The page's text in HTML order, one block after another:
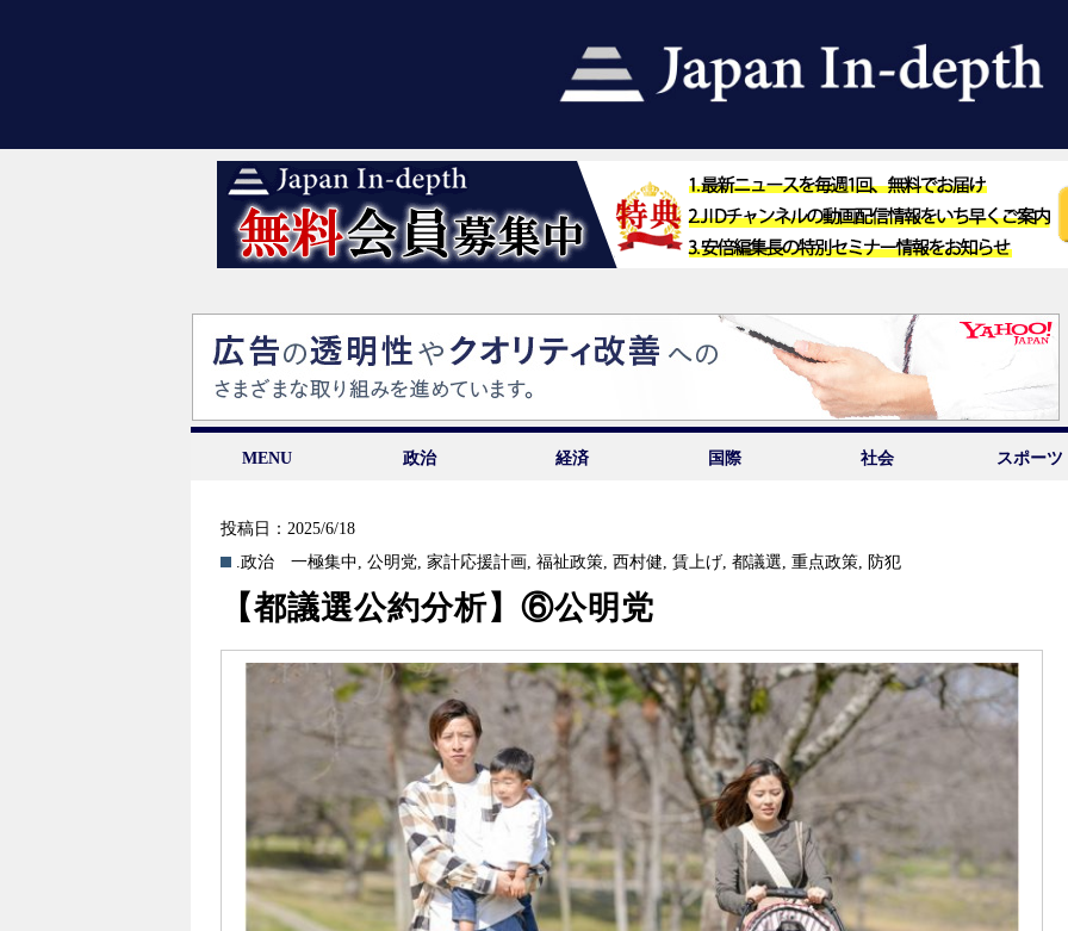
MENU 政治 経済 国際 社会 スポーツ
投稿日：2025/6/18
.政治
一極集中,公明党,家計応援計画,福祉政策,西村健,賃上げ,都議選,重点政策, 防犯
【都議選公約分析】⑥公明党